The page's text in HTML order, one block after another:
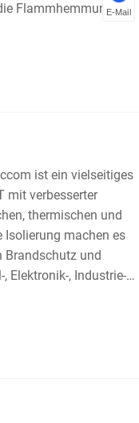
Flammhemmung
Elektrogeräte und
ist ein vielseitiges
mit verbesserter
thermischen und
Isolierung machen es
Brandschutz und
Elektronik-, Industrie-
Material
ist FR-PBT von
E-Mail